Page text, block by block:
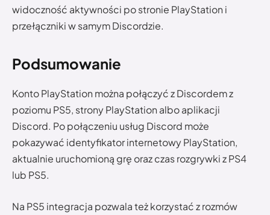
widoczność aktywności po stronie PlayStation i
przełączniki w samym Discordzie.
Podsumowanie
Konto PlayStation można połączyć z Discordem z
poziomu PS5, strony PlayStation albo aplikacji
Discord. Po połączeniu usług Discord może
pokazywać identyfikator internetowy PlayStation,
aktualnie uruchomioną grę oraz czas rozgrywki z PS4
lub PS5.
Na PS5 integracja pozwala też korzystać z rozmów